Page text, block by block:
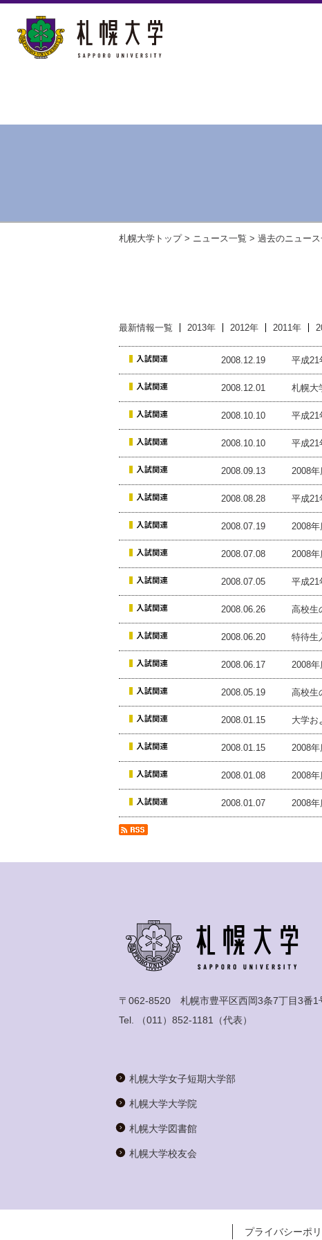
札幌大学トップ> ニュース一覧 > 過去のニュース
最新情報一覧 2013年 2012年 2011年
2008.12.19 平成21
2008.12.01 札幌大
2008.10.10 平成21
2008.10.10 平成21
2008.09.13 2008
2008.08.28 平成21
2008.07.19 2008
2008.07.08 2008
2008.07.05 平成21
2008.06.26 高校生
2008.06.20 特待生
2008.06.17 2008
2008.05.19 高校生
2008.01.15 大学お
2008.01.15 2008
2008.01.08 2008
2008.01.07 2008
〒062-8520 札幌市豊平区西岡3条7丁目3番1
Tel.
（011）852-1181 （代表）
札幌大学女子短期大学部
札幌大学大学院
札幌大学図書館
札幌大学校友会
プライバシーポ